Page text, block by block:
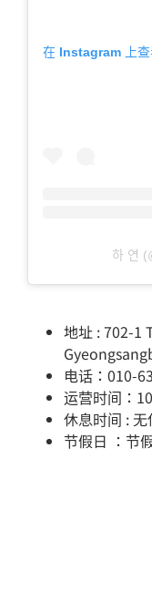
在 Instagram 上查
하 연
地址 : 702-1
电话：010-
运营时间：
休息时间 : 无
节假日 ：节